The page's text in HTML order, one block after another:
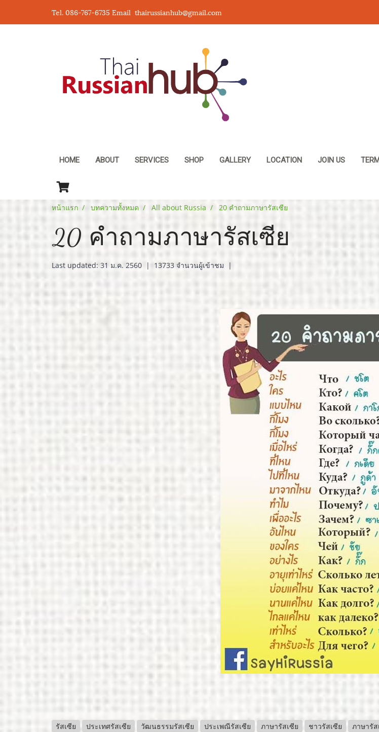
Tel. 086-767-6735 Email thairussianhub@gmail.com
HOME ABOUT SERVICES SHOP GALLERY LOCATION JOIN US
หน้าแรก บทความทั้งหมด All about Russia 20 คำถามภาษารัสเซีย
20 คำถามภาษารัสเซีย
Last updated: 31 ม.ค. 2560 | 13733 จำนวนผู้เข้าชม |
รัสเซีย ประเทศรัสเซีย วัฒนธรรมรัสเซีย ประเพณีรัสเซีย ภาษารัสเซีย ชาวรัสเซีย ภาษารั